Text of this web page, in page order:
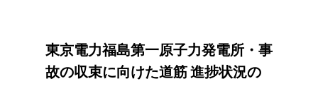
info_outline リソース
東京電力福島第一原子力発電所・事
故の収束に向けた道筋 進捗状況の